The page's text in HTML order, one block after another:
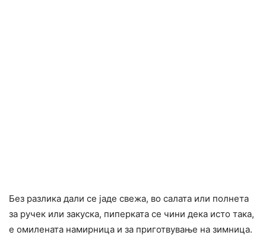
Без разлика дали се јаде свежа, во салата или полнета
за ручек или закуска, пиперката се чини дека исто така,
е омилената намирница и за приготвување на зимница.